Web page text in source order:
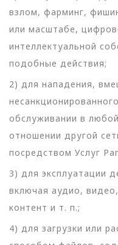
взлом, фарминг,
или масштабе,
интеллектуальной
подобные действия;
2) для нападения,
обслуживании в
отношении другой
посредством Услуг
3) для эксплуатации
включая аудио,
контент и т. п.;
4) для загрузки или